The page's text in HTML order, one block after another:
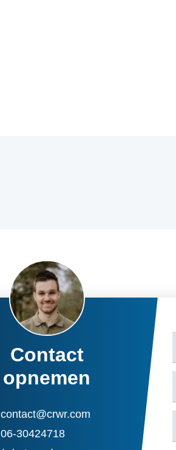
Contact
opnemen
contact@crwr.com
06-30424718